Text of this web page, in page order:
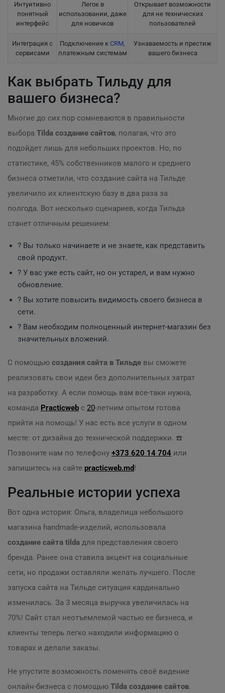
Интуитивно
понятный
интерфейс
Легок в
использовании, даже
для новичков
Открывает возможности
для не технических
пользователей
Интеграция с
сервисами
Подключение к CRM,
платежным системам
Узнаваемость и престиж
вашего бизнеса
Как выбрать Тильду для
вашего бизнеса?
Многие до сих пор сомневаются в правильности
выбора Tilda создание сайтов, полагая, что это
подойдет лишь для небольших проектов. Но, по
статистике, 45% собственников малого и среднего
бизнеса отметили, что создание сайта на Тильде
увеличило их клиентскую базу в два раза за
полгода. Вот несколько сценариев, когда Тильда
станет отличным решением:
? Вы только начинаете и не знаете, как представить
свой продукт.
? У вас уже есть сайт, но он устарел, и вам нужно
обновление.
? Вы хотите повысить видимость своего бизнеса в
сети.
? Вам необходим полноценный интернет-магазин без
значительных вложений.
С помощью создания сайта в Тильде вы сможете
реализовать свои идеи без дополнительных затрат
на разработку. А если помощь вам все-таки нужна,
команда Practicweb с 20-летним опытом готова
прийти на помощь! У нас есть все услуги в одном
месте: от дизайна до технической поддержки. ☎️
Позвоните нам по телефону +373 620 14 704 или
запишитесь на сайте practicweb.md!
Реальные истории успеха
Вот одна история: Ольга, владелица небольшого
магазина handmade-изделий, использовала
создание сайта tilda для представления своего
бренда. Ранее она ставила акцент на социальные
сети, но продажи оставляли желать лучшего. После
запуска сайта на Тильде ситуация кардинально
изменилась. За 3 месяца выручка увеличилась на
70%! Сайт стал неотъемлемой частью ее бизнеса, и
клиенты теперь легко находили информацию о
товарах и делали заказы.
Не упустите возможность поменять своё видение
онлайн-бизнеса с помощью Tilda создание сайтов.